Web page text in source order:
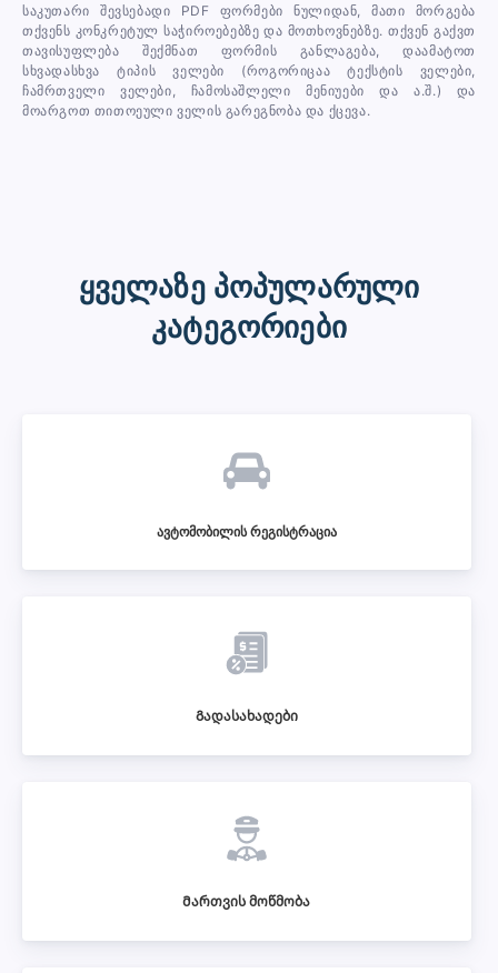
საკუთარი შევსებადი PDF ფორმები ნულიდან, მათი მორგება
თქვენს კონკრეტულ საჭიროებებზე და მოთხოვნებზე. თქვენ გაქვთ
თავისუფლება შექმნათ ფორმის განლაგება, დაამატოთ
სხვადასხვა ტიპის ველები (როგორიცაა ტექსტის ველები,
ჩამრთველი ველები, ჩამოსაშლელი მენიუები და ა.შ.) და
მოარგოთ თითოეული ველის გარეგნობა და ქცევა.
ყველაზე პოპულარული
კატეგორიები
ავტომობილის რეგისტრაცია
Გადასახადები
Მართვის მოწმობა